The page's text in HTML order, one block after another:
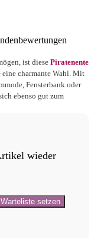
ist diese Piratenente
eine charmante Wahl. Mit
Fensterbank oder
ebenso gut zum
wieder